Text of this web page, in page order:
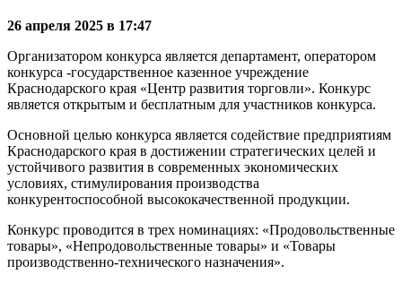
26 апреля 2025 в 17:47
Организатором конкурса является департамент, оператором
конкурса -государственное казенное учреждение
Краснодарского края «Центр развития торговли». Конкурс
является открытым и бесплатным для участников конкурса.
Основной целью конкурса является содействие предприятиям
Краснодарского края в достижении стратегических целей и
устойчивого развития в современных экономических
условиях, стимулирования производства
конкурентоспособной высококачественной продукции.
Конкурс проводится в трех номинациях: «Продовольственные
товары», «Непродовольственные товары» и «Товары
производственно-технического назначения».